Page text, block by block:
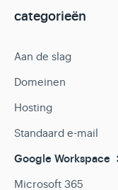
categorieën
Aan de slag
Domeinen
Hosting
Standaard e-mail
Google Workspace
Microsoft 365